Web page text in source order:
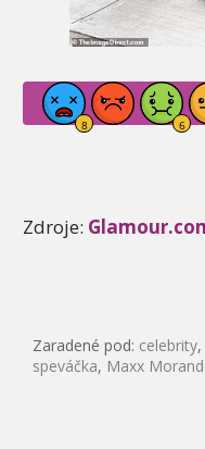
Zdroje:
Zaradené pod: celebrity,
speváčka, Maxx